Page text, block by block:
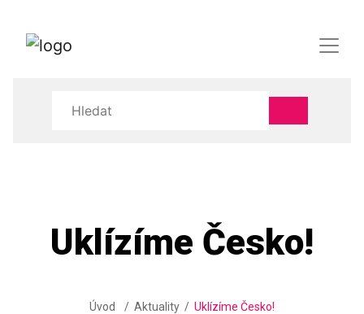
Uklízíme Česko!
Úvod Aktuality Uklízíme Česko!